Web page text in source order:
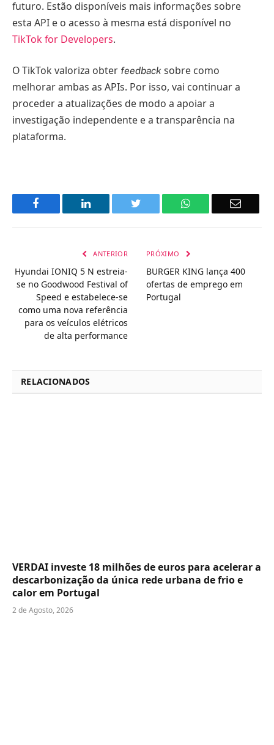
futuro. Estão disponíveis mais informações sobre
esta API e o acesso à mesma está disponível no
TikTok for Developers.
O TikTok valoriza obter feedback sobre como
melhorar ambas as APIs. Por isso, vai continuar a
proceder a atualizações de modo a apoiar a
investigação independente e a transparência na
plataforma.
Facebook LinkedIn Twitter WhatsApp Email
ANTERIOR
Hyundai IONIQ 5 N estreia-
se no Goodwood Festival of
Speed e estabelece-se
como uma nova referência
para os veículos elétricos
de alta performance
PRÓXIMO
BURGER KING lança 400
ofertas de emprego em
Portugal
RELACIONADOS
VERDAI investe 18 milhões de euros para acelerar a
descarbonização da única rede urbana de frio e
calor em Portugal
2 de Agosto, 2026